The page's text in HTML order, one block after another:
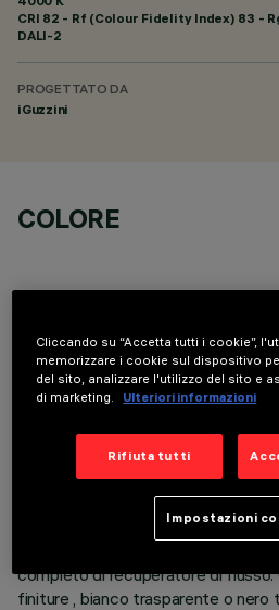
CRI 82 - Rf (Colour Fidelity Index) 83 -
DALI-2
PROGETTATO DA
iGuzzini
COLORE
DATI TECNICI
ULTIMO AGGIORNAMENTO: 06/08/2026
Apparecchio rotondo fisso
LED con tecnologia C.o.B.
completo di recuperatore di
finiture , bianco trasparente o nero
Cliccando su “Accetta tutti i cookie”,
memorizzare i cookie sul dispositivo
del sito, analizzare l'utilizzo del sito e
di marketing.
Ulteriori informazioni
Rifiuta tutti
Impostazioni